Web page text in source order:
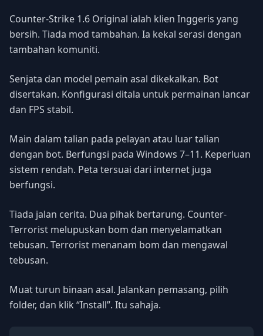
Counter-Strike 1.6 Original ialah klien Inggeris yang
bersih. Tiada mod tambahan. Ia kekal serasi dengan
tambahan komuniti.
Senjata dan model pemain asal dikekalkan. Bot
disertakan. Konfigurasi ditala untuk permainan lancar
dan FPS stabil.
Main dalam talian pada pelayan atau luar talian
dengan bot. Berfungsi pada Windows 7–11. Keperluan
sistem rendah. Peta tersuai dari internet juga
berfungsi.
Tiada jalan cerita. Dua pihak bertarung. Counter-
Terrorist melupuskan bom dan menyelamatkan
tebusan. Terrorist menanam bom dan mengawal
tebusan.
Muat turun binaan asal. Jalankan pemasang, pilih
folder, dan klik “Install”. Itu sahaja.